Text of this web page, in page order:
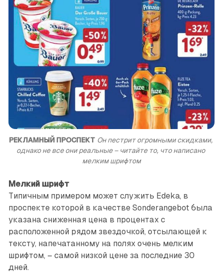
РЕКЛАМНЫЙ ПРОСПЕКТ Он пестрит огромными скидками,
однако не все они реальные – читайте то, что написано
мелким шрифтом
Мелкий шрифт
Типичным примером может служить Edeka, в
проспекте которой в качестве Sonderangebot была
указана сниженная цена в процентах с
расположенной рядом звездочкой, отсылающей к
тексту, напечатанному на полях очень мелким
шрифтом, – самой низкой цене за последние 30
дней.